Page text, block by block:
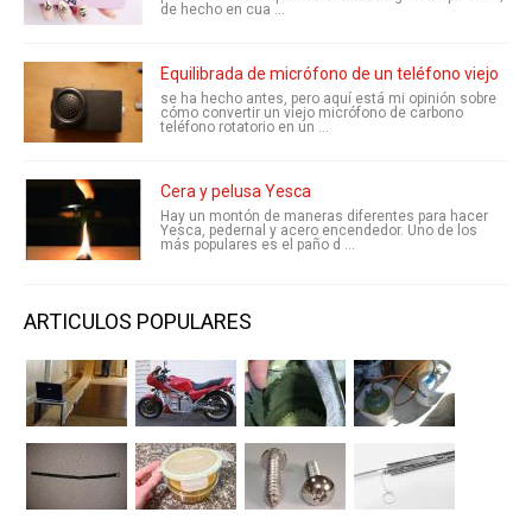
de hecho en cua ...
Equilibrada de micrófono de un teléfono viejo
se ha hecho antes, pero aquí está mi opinión sobre
cómo convertir un viejo micrófono de carbono
teléfono rotatorio en un ...
Cera y pelusa Yesca
Hay un montón de maneras diferentes para hacer
Yesca, pedernal y acero encendedor. Uno de los
más populares es el paño d ...
ARTICULOS POPULARES